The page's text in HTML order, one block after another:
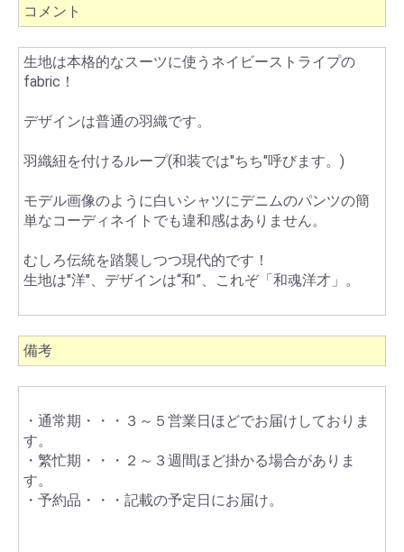
コメント
生地は本格的なスーツに使うネイビーストライプの
fabric！
デザインは普通の羽織です。
羽織紐を付けるループ(和装では"ちち"呼びます。)
モデル画像のように白いシャツにデニムのパンツの簡
単なコーディネイトでも違和感はありません。
むしろ伝統を踏襲しつつ現代的です！
生地は"洋"、デザインは“和”、これぞ「和魂洋才」。
備考
・通常期・・・３～５営業日ほどでお届けしておりま
す。
・繁忙期・・・２～３週間ほど掛かる場合がありま
す。
・予約品・・・記載の予定日にお届け。